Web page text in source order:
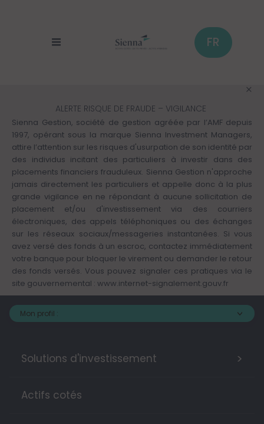
FR
ALERTE RISQUE DE FRAUDE – VIGILANCE
Sienna Gestion, société de gestion agréée par l’AMF depuis
1997, opérant sous la marque Sienna Investment Managers,
attire l’attention sur les risques d'usurpation de son identité par
des individus incitant des particuliers à investir dans des
placements financiers frauduleux. Sienna Gestion n'approche
jamais directement les particuliers et appelle donc à la plus
grande vigilance en ne répondant à aucune sollicitation de
placement et/ou d'investissement via des courriers
électroniques, des appels téléphoniques ou des échanges
sur les réseaux sociaux/messageries instantanées. Si vous
avez versé des fonds à un escroc, contactez immédiatement
votre banque pour bloquer le virement ou demander le retour
des fonds versés. Vous pouvez signaler ces pratiques via le
site gouvernemental : www.internet-signalement.gouv.fr
Mon profil :
Solutions d'investissement >
Actifs cotés